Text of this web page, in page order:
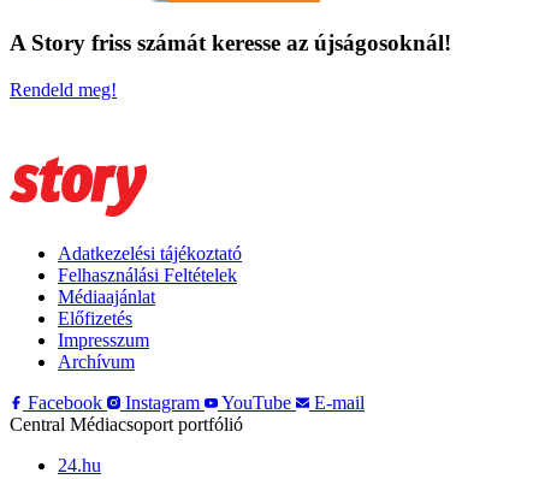
A Story friss számát keresse az újságosoknál!
Rendeld meg!
Adatkezelési tájékoztató
Felhasználási Feltételek
Médiaajánlat
Előfizetés
Impresszum
Archívum
Facebook
Instagram YouTube
E-mail
Central Médiacsoport portfólió
24.hu